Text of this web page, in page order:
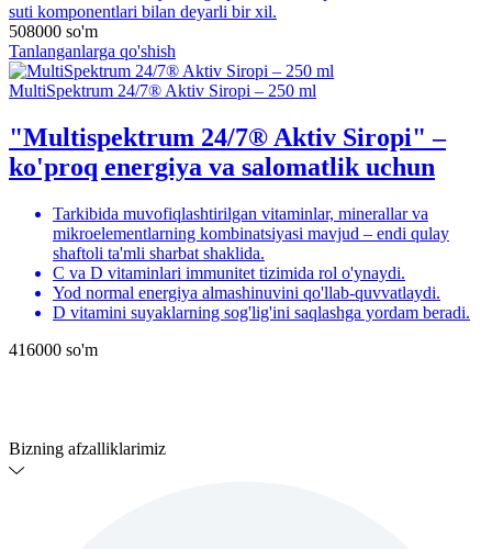
suti komponentlari bilan deyarli bir xil.
508000 so'm
Tanlanganlarga qo'shish
MultiSpektrum 24/7® Aktiv Siropi – 250 ml
"Multispektrum 24/7® Aktiv Siropi" –
ko'proq energiya va salomatlik uchun
Tarkibida muvofiqlashtirilgan vitaminlar, minerallar va
mikroelementlarning kombinatsiyasi mavjud – endi qulay
shaftoli ta'mli sharbat shaklida.
C va D vitaminlari immunitet tizimida rol o'ynaydi.
Yod normal energiya almashinuvini qo'llab-quvvatlaydi.
D vitamini suyaklarning sog'lig'ini saqlashga yordam beradi.
416000 so'm
Bizning afzalliklarimiz